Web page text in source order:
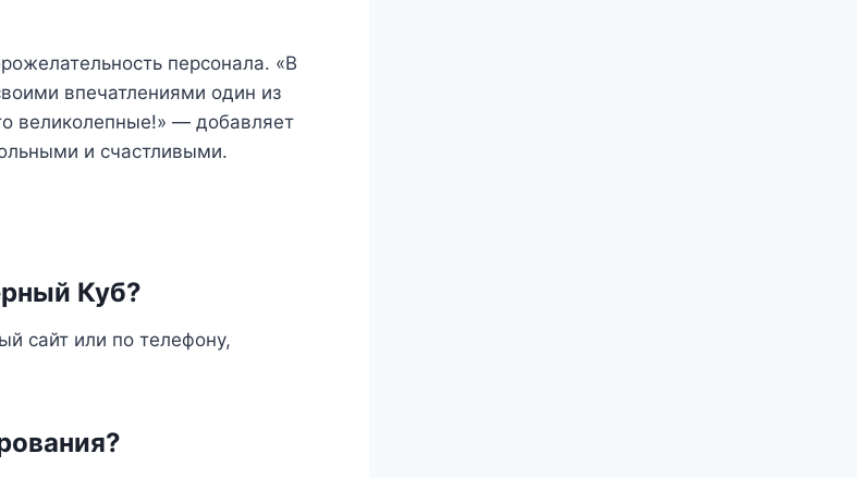
персонала. «В
впечатлениями один из
великолепные!» — добавляет
и счастливыми.
Куб?
сайт или по телефону,